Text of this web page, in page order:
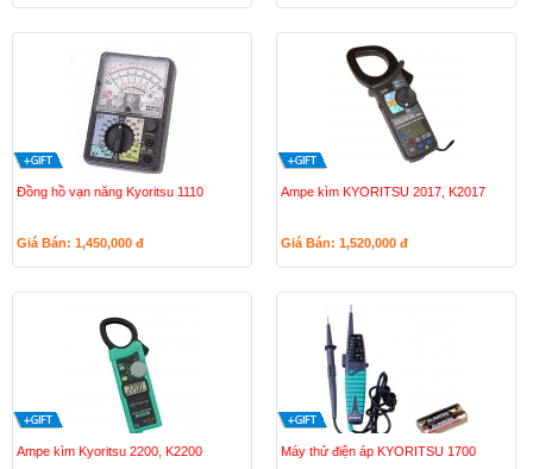
Đồng hồ vạn năng Kyoritsu 1110
Giá Bán: 1,450,000 đ
Ampe kìm KYORITSU 2017, K2017
Giá Bán: 1,520,000 đ
Ampe kìm Kyoritsu 2200, K2200
Máy thử điện áp KYORITSU 1700